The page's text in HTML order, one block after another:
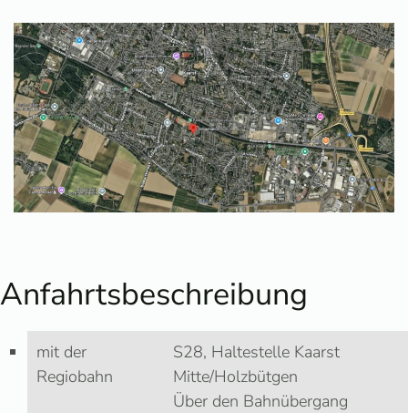
Anfahrtsbeschreibung
mit der
Regiobahn
S28, Haltestelle Kaarst
Mitte/Holzbütgen
Über den Bahnübergang